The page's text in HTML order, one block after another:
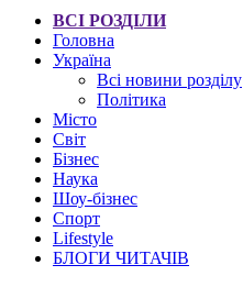
ВСІ РОЗДІЛИ
Головна
Україна
Всі новини розділу
Політика
Місто
Світ
Бізнес
Наука
Шоу-бізнес
Спорт
Lifestyle
БЛОГИ ЧИТАЧІВ